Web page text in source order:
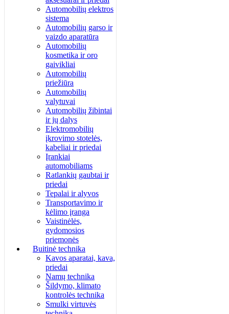
Automobilių elektros
sistema
Automobilių garso ir
vaizdo aparatūra
Automobilių
kosmetika ir oro
gaivikliai
Automobilių
priežiūra
Automobilių
valytuvai
Automobilių žibintai
ir jų dalys
Elektromobilių
įkrovimo stotelės,
kabeliai ir priedai
Įrankiai
automobiliams
Ratlankių gaubtai ir
priedai
Tepalai ir alyvos
Transportavimo ir
kėlimo įranga
Vaistinėlės,
gydomosios
priemonės
Buitinė technika
Kavos aparatai, kava,
priedai
Namų technika
Šildymo, klimato
kontrolės technika
Smulki virtuvės